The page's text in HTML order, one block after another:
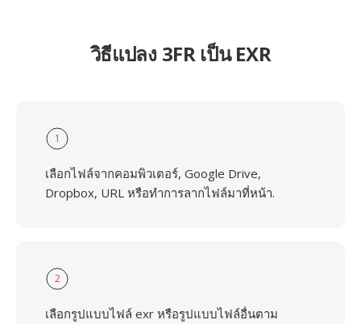
วิธีแปลง 3FR เป็น EXR
1
เลือกไฟล์จากคอมพิวเตอร์, Google Drive,
Dropbox, URL หรือทำการลากไฟล์มาที่หน้า.
2
เลือกรูปแบบไฟล์ exr หรือรูปแบบไฟล์อื่นตาม